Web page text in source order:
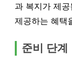
과 복지가 제
제공하는 혜택
준비 단계